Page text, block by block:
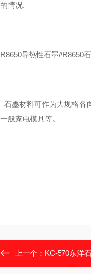
的情况.
R8650导热性石墨//R8650
石墨材料可作为大规格各
一般家电模具等。
上一个： KC-570东洋石